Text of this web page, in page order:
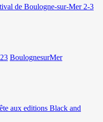
de Boulogne-sur-Mer 2-3
BoulognesurMer
aux editions Black and